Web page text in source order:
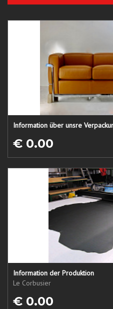
Information über unsre
€ 0.00
Information der Produktion
Le Corbusier
€ 0.00